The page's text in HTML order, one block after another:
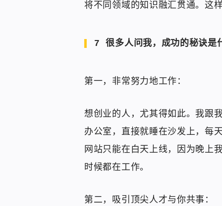
将不同领域的知识融汇贯通。这
7 很多人问我，成功的秘诀是
第一，非常努力地工作：
想创业的人，尤其得如此。我跟
办公室，直接就睡在沙发上，每
网站只能在白天上线，因为晚上
时候都在工作。
第二，吸引顶尖人才与你共事：